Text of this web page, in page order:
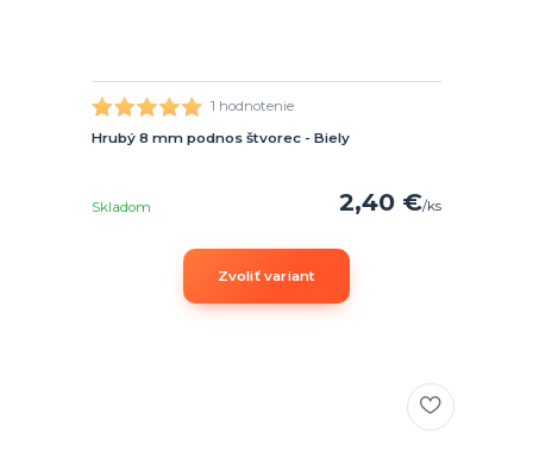
1 hodnotenie
Hrubý 8 mm podnos štvorec - Biely
2,40 €/ks
Skladom
Zvoliť variant